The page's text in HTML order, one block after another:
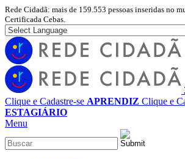
Rede Cidadã: mais de 159.553 pessoas inseridas no
Certificada Cebas.
Clique e Cadastre-se APRENDIZ Clique e
ESTAGIÁRIO
Menu